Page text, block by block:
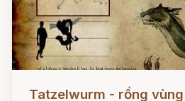
Tatzelwurm - rồng